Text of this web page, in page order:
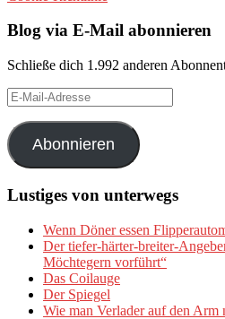
Blog via E-Mail abonnieren
Schließe dich 1.992 anderen
E-
Mail-
Adresse
Abonnieren
Lustiges von unterwegs
Wenn Döner essen
Der tiefer-härter-breiter-
Möchtegern vorführt“
Das Coilauge
Der Spiegel
Wie man Verlader auf den Arm